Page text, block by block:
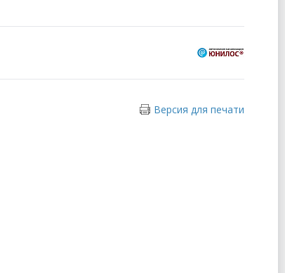
Версия для печати